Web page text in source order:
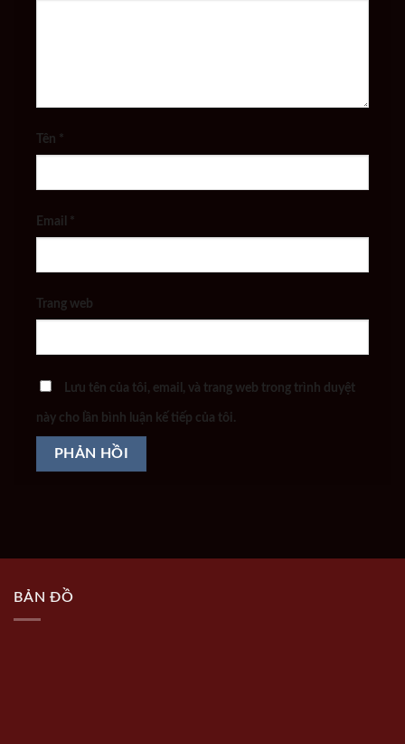
Tên *
Email *
Trang web
Lưu tên của tôi, email, và trang web trong trình duyệt
này cho lần bình luận kế tiếp của tôi.
BẢN ĐỒ